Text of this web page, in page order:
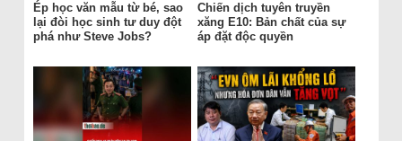
Ép học văn mẫu từ bé, sao
lại đòi học sinh tư duy đột
phá như Steve Jobs?
Chiến dịch tuyên truyền
xăng E10: Bản chất của sự
áp đặt độc quyền